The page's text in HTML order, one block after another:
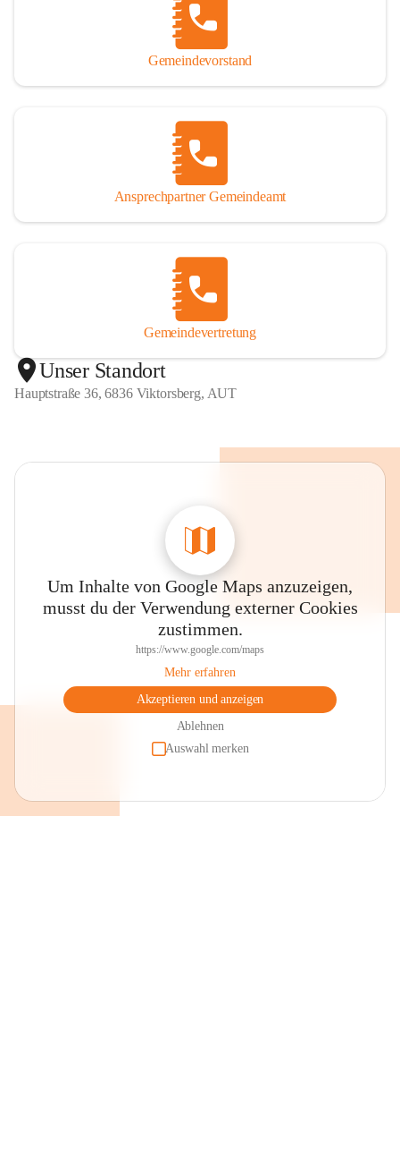
Gemeindevorstand
Ansprechpartner Gemeindeamt
Gemeindevertretung
Unser Standort
Hauptstraße 36, 6836 Viktorsberg, AUT
Um Inhalte von Google Maps anzuzeigen,
musst du der Verwendung externer Cookies
zustimmen.
https://www.google.com/maps
Mehr erfahren
Akzeptieren und anzeigen
Ablehnen
Auswahl merken